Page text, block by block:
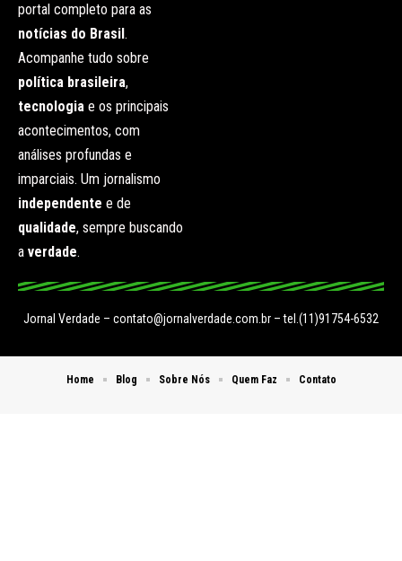
portal completo para as
notícias do Brasil .
Acompanhe tudo sobre
política brasileira,
tecnologia e os principais
acontecimentos, com
análises profundas e
imparciais. Um jornalismo
independente e de
qualidade, sempre buscando
a verdade.
Jornal Verdade – contato@jornalverdade.com.br – tel.(11)91754-6532
Home Blog Sobre Nós Quem Faz Contato